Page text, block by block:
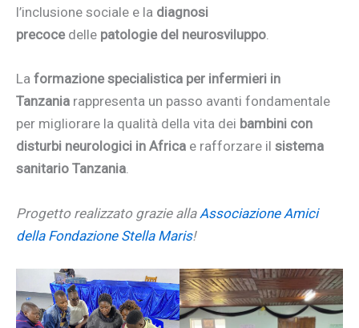
l’inclusione sociale e la diagnosi
precocedelle patologie del neurosviluppo.
La formazione specialistica per infermieri in
Tanzania rappresenta un passo avanti fondamentale
per migliorare la qualità della vita dei bambini con
disturbi neurologici in Africa e rafforzare il sistema
sanitario Tanzania.
Progetto realizzato grazie alla Associazione Amici
della Fondazione Stella Maris!